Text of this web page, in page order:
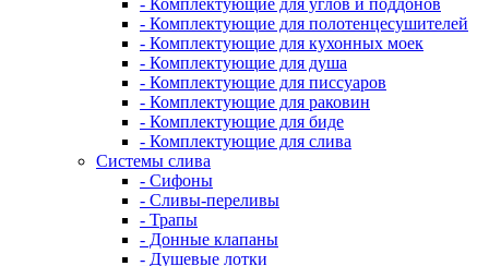
- Комплектующие для углов и поддонов
- Комплектующие для полотенцесушителей
- Комплектующие для кухонных моек
- Комплектующие для душа
- Комплектующие для писсуаров
- Комплектующие для раковин
- Комплектующие для биде
- Комплектующие для слива
Системы слива
- Сифоны
- Сливы-переливы
- Трапы
- Донные клапаны
- Душевые лотки